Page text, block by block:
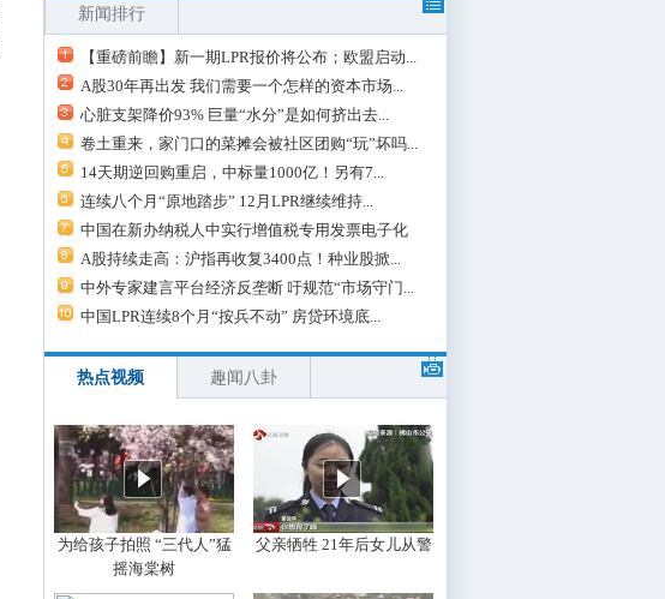
新闻排行
【重磅前瞻】新一期LPR报价将公布；欧盟启动...
A股30年再出发 我们需要一个怎样的资本市场...
心脏支架降价93% 巨量“水分”是如何挤出去...
卷土重来，家门口的菜摊会被社区团购“玩”坏吗...
14天期逆回购重启，中标量1000亿！另有7...
连续八个月“原地踏步” 12月LPR继续维持...
中国在新办纳税人中实行增值税专用发票电子化
A股持续走高：沪指再收复3400点！种业股掀...
中外专家建言平台经济反垄断 吁规范“市场守门...
中国LPR连续8个月“按兵不动” 房贷环境底...
热点视频 趣闻八卦
为给孩子拍照 “三代人”猛
摇海棠树
父亲牺牲 21年后女儿从警